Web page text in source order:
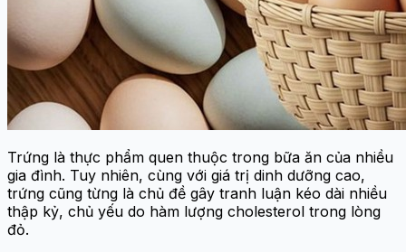
Trứng là thực phẩm quen thuộc trong bữa ăn của nhiều
gia đình. Tuy nhiên, cùng với giá trị dinh dưỡng cao,
trứng cũng từng là chủ đề gây tranh luận kéo dài nhiều
thập kỷ, chủ yếu do hàm lượng cholesterol trong lòng
đỏ.